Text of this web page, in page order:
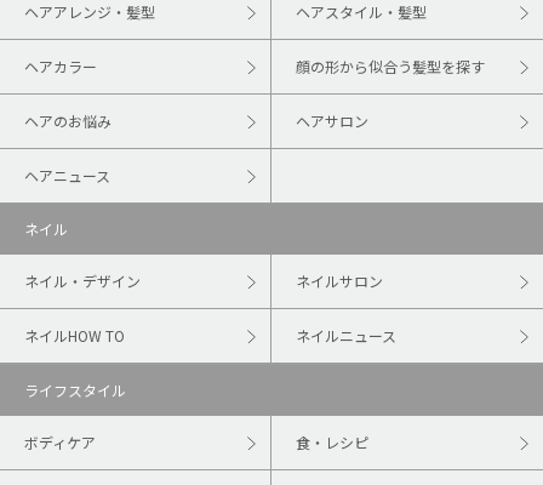
ヘアアレンジ・髪型 ヘアスタイル・髪型
ヘアカラー 顔の形から似合う髪型を探す
ヘアのお悩み ヘアサロン
ヘアニュース
ネイル
ネイル・デザイン ネイルサロン
ネイルHOW TO ネイルニュース
ライフスタイル
ボディケア 食・レシピ